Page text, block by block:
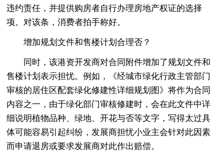
违约责任，并提供购房者自行办理房地产权证的选择
项。对该条，消费者拍手称好。
增加规划文件和售楼计划合理否？
同时，该港资开发商对合同附件增加了规划文件和
售楼计划表示担忧。例如，《经城市绿化行政主管部门
审核的居住区配套绿化修建性详细规划图》将作为合同
内容之一，由于绿化部门审核修建时，会在此文件中详
细说明植物品种、绿地、开花与否等文字，写得太过具
体可能容易引起纠纷，发展商担忧小业主会针对此因素
而申请退房或要求发展商对此作出赔偿。